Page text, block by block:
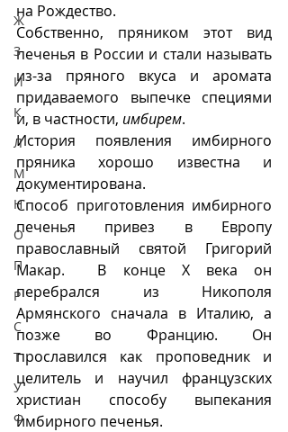
Ж
З
И
К
Л
М
Н
О
П
Р
С
Т
У
Ф
на Рождество.
Собственно, пряником этот вид
печенья в России и стали называть
из-за пряного вкуса и аромата
придаваемого выпечке специями
и, в частности, имбирем.
История появления имбирного
пряника хорошо известна и
документирована.
Способ приготовления имбирного
печенья привез в Европу
православный святой Григорий
Макар.  В конце Х века он
перебрался из Никополя
Армянского сначала в Италию, а
позже во Францию. Он
прославился как проповедник и
целитель и научил французских
христиан способу выпекания
имбирного печенья.